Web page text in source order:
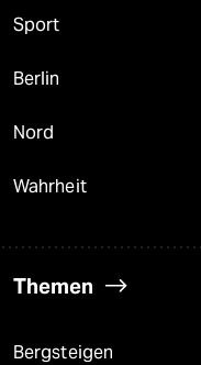
Sport
Berlin
Nord
Wahrheit
Themen
Bergsteigen